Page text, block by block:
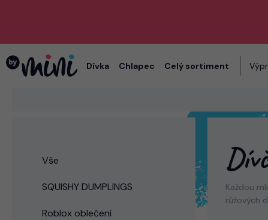
Dívka Chlapec Celý sortiment
Vše
SQUISHY DUMPLINGS
Roblox oblečení
Každou
růžových